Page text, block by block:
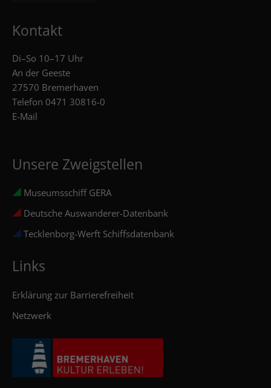
Kontakt
Di–So 10–17 Uhr
An der Geeste
27570 Bremerhaven
Telefon 0471 30816-0
E-Mail
Unsere Zweigstellen
Museumsschiff GERA
Deutsche Auswanderer-Datenbank
Tecklenborg-Werft Schiffsdatenbank
Links
Erklärung zur Barrierefreiheit
Netzwerk